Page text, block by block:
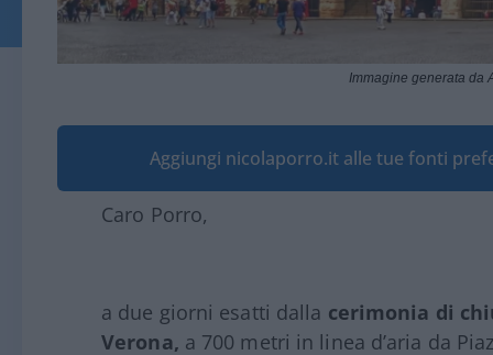
Immagine generata da
Aggiungi nicolaporro.it alle tue fonti
Caro Porro,
a due giorni esatti dalla cerimonia di
Verona, a 700 metri in linea d’aria da